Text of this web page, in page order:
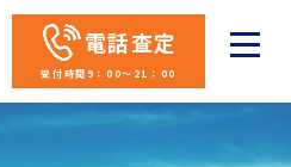
電話査定
受付時間9：00～21：00